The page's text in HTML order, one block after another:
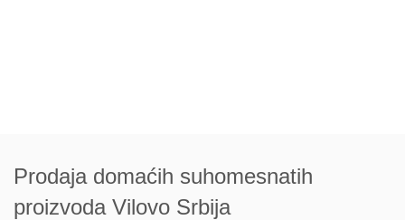
Prodaja domaćih suhomesnatih
proizvoda Vilovo Srbija